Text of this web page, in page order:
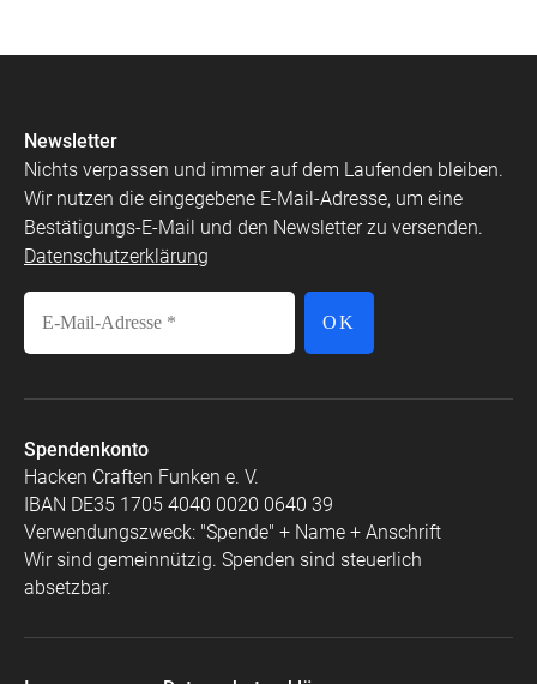
Spendenkonto
Hacken Craften Funken e. V.
IBAN DE35 1705 4040 0020 0640 39
Verwendungszweck: "Spende" + Name + Anschrift
Wir sind gemeinnützig. Spenden sind steuerlich
absetzbar.
Newsletter
Nichts verpassen und immer auf dem Laufenden bleiben.
Wir nutzen die eingegebene E-Mail-Adresse, um eine
Bestätigungs-E-Mail und den Newsletter zu versenden.
Datenschutzerklärung